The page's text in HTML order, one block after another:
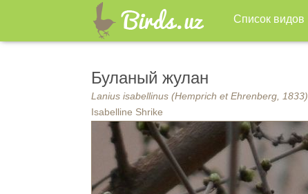
Список видов
Буланый жулан
Lanius isabellinus (Hemprich et Ehrenberg, 1833)
Isabelline Shrike